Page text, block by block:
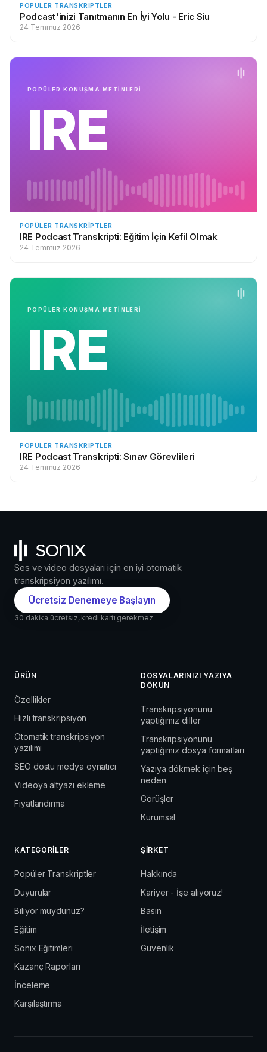
POPÜLER TRANSKRIPTLER
Podcast'inizi Tanıtmanın En İyi Yolu - Eric Siu
24 Temmuz 2026
POPÜLER KONUŞMA METİNLERİ
IRE
POPÜLER TRANSKRIPTLER
IRE Podcast Transkripti: Eğitim İçin Kefil Olmak
24 Temmuz 2026
POPÜLER KONUŞMA METİNLERİ
IRE
POPÜLER TRANSKRIPTLER
IRE Podcast Transkripti: Sınav Görevlileri
24 Temmuz 2026
Ses ve video dosyaları için en iyi otomatik
transkripsiyon yazılımı.
Ücretsiz Denemeye Başlayın
30 dakika ücretsiz, kredi kartı gerekmez
ÜRÜN
Özellikler
Hızlı transkripsiyon
Otomatik transkripsiyon
yazılımı
SEO dostu medya oynatıcı
Videoya altyazı ekleme
Fiyatlandırma
DOSYALARINIZI YAZIYA
DÖKÜN
Transkripsiyonunu
yaptığımız diller
Transkripsiyonunu
yaptığımız dosya formatları
Yazıya dökmek için beş
neden
Görüşler
Kurumsal
KATEGORILER
Popüler Transkriptler
Duyurular
Biliyor muydunuz?
Eğitim
Sonix Eğitimleri
Kazanç Raporları
İnceleme
Karşılaştırma
ŞIRKET
Hakkında
Kariyer - İşe alıyoruz!
Basın
İletişim
Güvenlik